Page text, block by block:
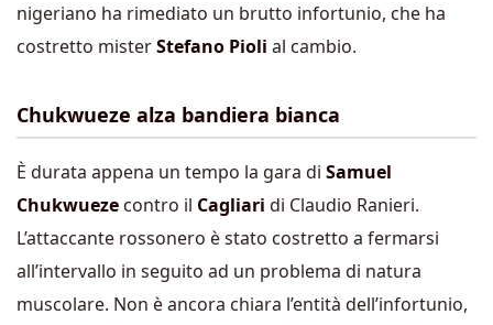
nigeriano ha rimediato un brutto infortunio, che ha
costretto misterStefano Pioli al cambio.
Chukwueze alza bandiera bianca
È durata appena un tempo la gara di Samuel
Chukwueze contro il Cagliari di Claudio Ranieri.
L’attaccante rossonero è stato costretto a fermarsi
all’intervallo in seguito ad un problema di natura
muscolare. Non è ancora chiara l’entità dell’infortunio,